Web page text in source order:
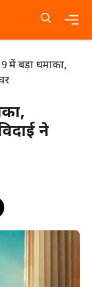
में बड़ा धमाका,
ने